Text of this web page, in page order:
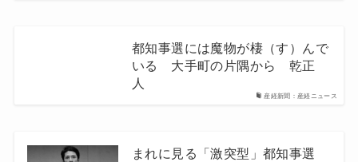
産経新聞：産経ニュース
都知事選には魔物が棲（す）んで
いる 大手町の片隅から 乾正
人
まれに見る「激突型」都知事選